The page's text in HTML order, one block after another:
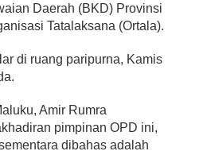
Daerah (BKD) Provinsi
Tatalaksana (Ortala).
di ruang paripurna, Kamis
Amir Rumra
pimpinan OPD ini,
dibahas adalah